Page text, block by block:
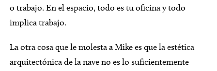
o trabajo. En el espacio, todo es tu oficina y todo
implica trabajo.
La otra cosa que le molesta a Mike es que la estética
arquitectónica de la nave no es lo suficientemente